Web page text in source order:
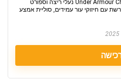
נעלי ריצה לגברים Under Armour Charged Assert 11 נעלי ריצה וספורט
רשת עם חיזוקי עור עמידים, סוליית אמצע